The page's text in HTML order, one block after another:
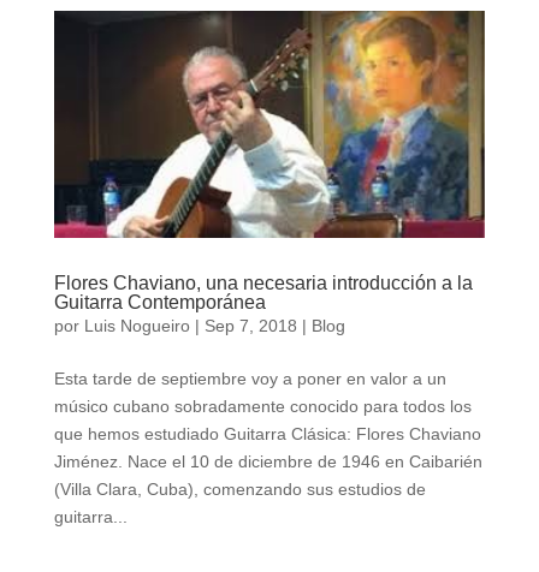
Flores Chaviano, una necesaria introducción a la
Guitarra Contemporánea
por Luis Nogueiro| Sep 7, 2018 | Blog
Esta tarde de septiembre voy a poner en valor a un
músico cubano sobradamente conocido para todos los
que hemos estudiado Guitarra Clásica: Flores Chaviano
Jiménez. Nace el 10 de diciembre de 1946 en Caibarién
(Villa Clara, Cuba), comenzando sus estudios de
guitarra...